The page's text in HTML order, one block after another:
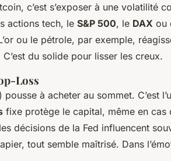
c’est s’exposer à une volatilité
actions tech, le S&P 500, le DAX ou
ou le pétrole, par exemple,
du solide pour lisser les creux.
Loss
à acheter au sommet. C’est
fixe protège le capital, même en cas
décisions de la Fed influencent
tout semble maîtrisé. Dans